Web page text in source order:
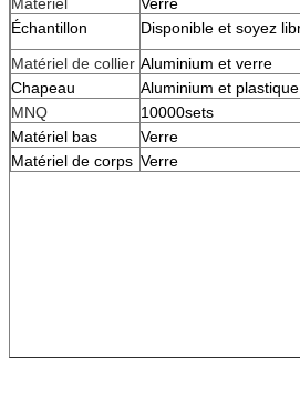
Échantillon
Disponible et soyez
Matériel de collier Aluminium et verre
Chapeau
Aluminium et plastique
MNQ
10000sets
Matériel bas
Verre
Matériel de corps Verre